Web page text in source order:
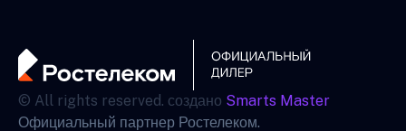
© All rights reserved. создано Smarts Master
Официальный партнер Ростелеком.